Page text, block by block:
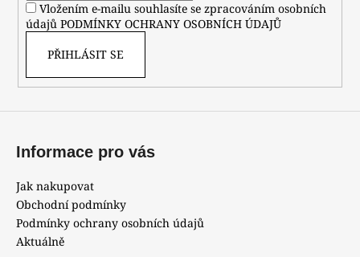
Vložením e-mailu souhlasíte se zpracováním osobních
údajů PODMÍNKY OCHRANY OSOBNÍCH ÚDAJŮ
PŘIHLÁSIT SE
Informace pro vás
Jak nakupovat
Obchodní podmínky
Podmínky ochrany osobních údajů
Aktuálně